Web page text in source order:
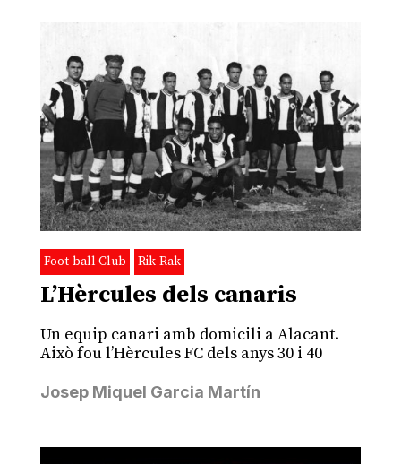
Foot-ball Club Rik-Rak
L’Hèrcules dels canaris
Un equip canari amb domicili a Alacant.
Això fou l’Hèrcules FC dels anys 30 i 40
Josep Miquel Garcia Martín